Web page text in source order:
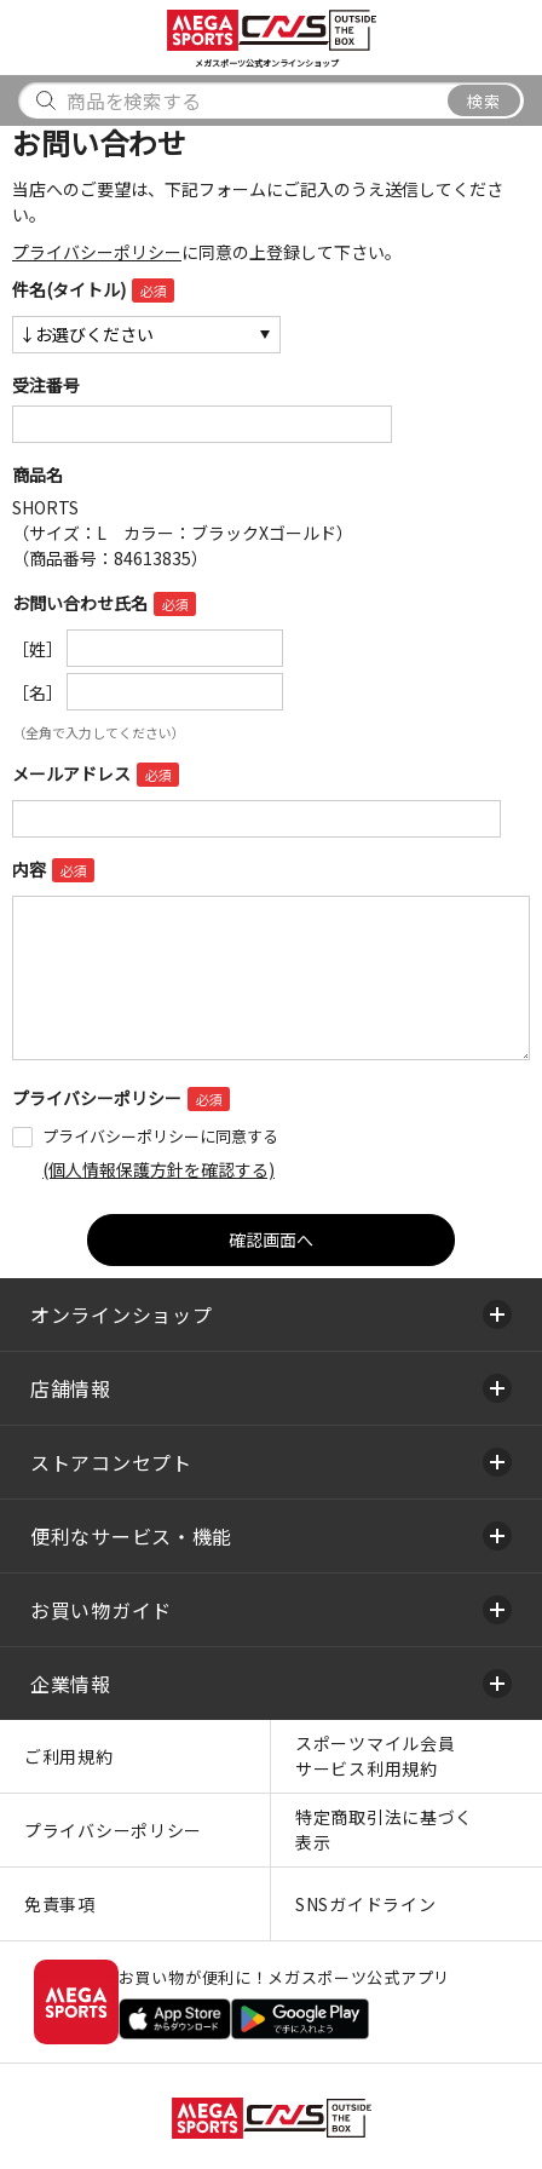
メガスポーツ公式オンラインショップ
検索
アウトドア
から探す
ブランド
から探す
検索
お問い合わせ
当店へのご要望は、下記フォームにご記入のうえ送信してくださ
い。
プライバシーポリシーに同意の上登録して下さい。
件名(タイトル)
受注番号
商品名
SHORTS
（サイズ：L カラー：ブラックXゴールド）
（商品番号：84613835）
お問い合わせ氏名
［姓］
［名］
（全角で入力してください）
メールアドレス
内容
プライバシーポリシー
プライバシーポリシーに同意する
(個人情報保護方針を確認する)
オンラインショップ
店舗情報
ストアコンセプト
便利なサービス・機能
お買い物ガイド
企業情報
ご利用規約
スポーツマイル会員
サービス利用規約
プライバシーポリシー
特定商取引法に基づく
表示
免責事項 SNSガイドライン
お買い物が便利に！メガスポーツ公式アプリ